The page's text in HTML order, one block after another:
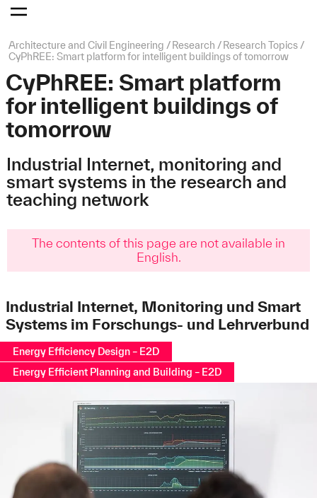
bestätigen
des
Menüs
Page
path:
Architecture and Civil Engineering Research
Research Topics
CyPhREE: Smart platform for intelligent buildings of tomorrow
CyPhREE: Smart platform
for intelligent buildings of
tomorrow
Industrial Internet, monitoring and
smart systems in the research and
teaching network
The contents of this page are not available in
English.
Industrial Internet, Monitoring und Smart
Systems im Forschungs- und Lehrverbund
Energy Efficiency Design – E2D
Energy Efficient Planning and Building – E2D